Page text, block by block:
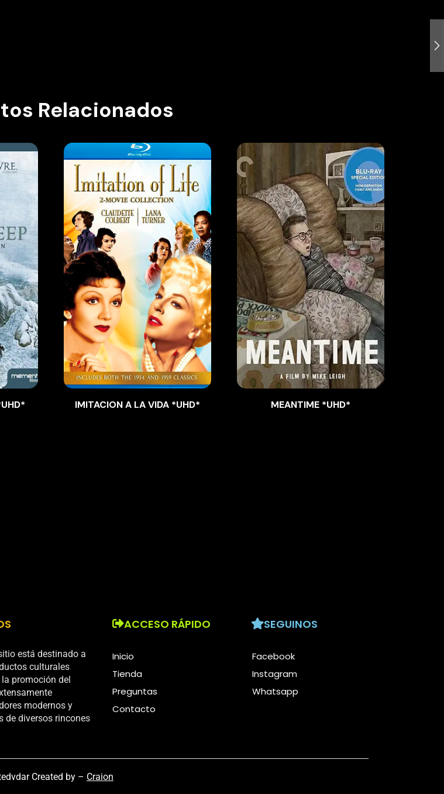
Relacionados
IMITACION A LA VIDA *UHD* MEANTIME *UHD*
está destinado a
culturales
promoción del
modernos y
de diversos rincones
ACCESO RÁPIDO
Inicio
Tienda
Preguntas
Contacto
SEGUINOS
Facebook
Instagram
Whatsapp
Created by – Craion